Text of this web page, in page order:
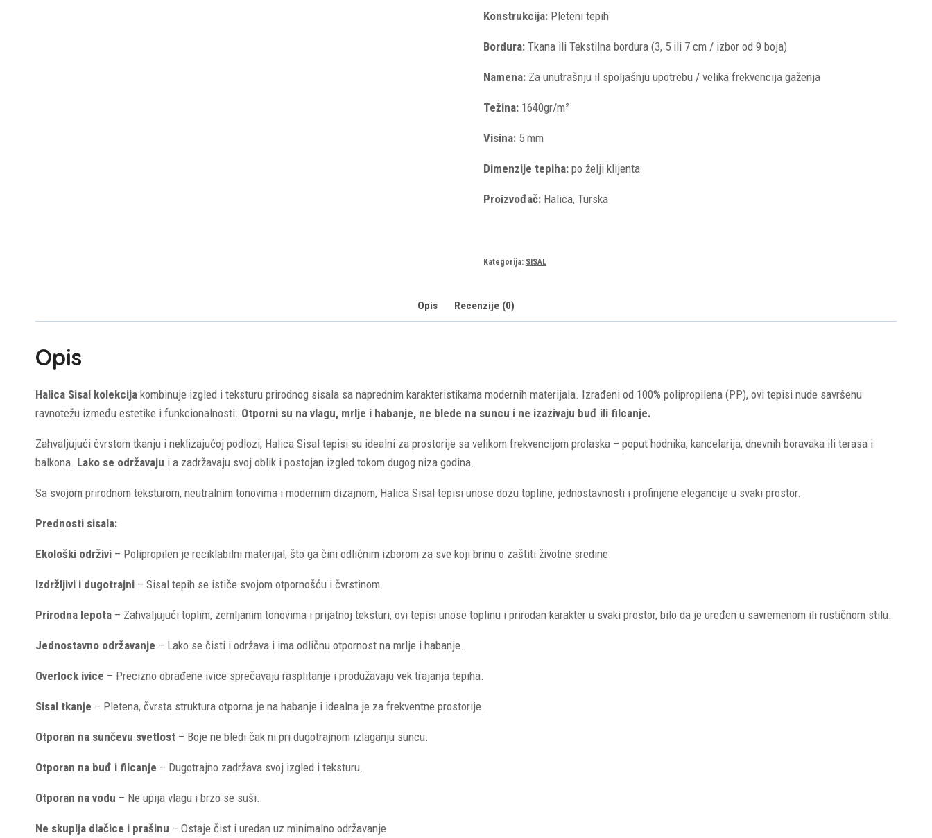
Konstrukcija:Pleteni tepih
Bordura:Tkana ili Tekstilna bordura (3, 5 ili 7 cm / izbor od 9 boja)
Namena:Za unutrašnju il spoljašnju upotrebu / velika frekvencija gaženja
Težina:1640gr/m²
Visina:5 mm
Dimenzije tepiha:po želji klijenta
Proizvođač:Halica, Turska
Kategorija: SISAL
Opis Recenzije (0)
Opis
Halica Sisal kolekcija kombinuje izgled i teksturu prirodnog sisala sa naprednim karakteristikama modernih materijala. Izrađeni od 100% polipropilena (PP), ovi tepisi nude savršenu
ravnotežu između estetike i funkcionalnosti. Otporni su na vlagu, mrlje i habanje, ne blede na suncu i ne izazivaju buđ ili filcanje.
Zahvaljujući čvrstom tkanju i neklizajućoj podlozi, Halica Sisal tepisi su idealni za prostorije sa velikom frekvencijom prolaska – poput hodnika, kancelarija, dnevnih boravaka ili terasa i
balkona. Lako se održavaju i a zadržavaju svoj oblik i postojan izgled tokom dugog niza godina.
Sa svojom prirodnom teksturom, neutralnim tonovima i modernim dizajnom, Halica Sisal tepisi unose dozu topline, jednostavnosti i profinjene elegancije u svaki prostor.
Prednosti sisala:
Ekološki održivi – Polipropilen je reciklabilni materijal, što ga čini odličnim izborom za sve koji brinu o zaštiti životne sredine.
Izdržljivi i dugotrajni – Sisal tepih se ističe svojom otpornošću i čvrstinom.
Prirodna lepota – Zahvaljujući toplim, zemljanim tonovima i prijatnoj teksturi, ovi tepisi unose toplinu i prirodan karakter u svaki prostor, bilo da je uređen u savremenom ili rustičnom stilu.
Jednostavno održavanje – Lako se čisti i održava i ima odličnu otpornost na mrlje i habanje.
Overlock ivice – Precizno obrađene ivice sprečavaju rasplitanje i produžavaju vek trajanja tepiha.
Sisal tkanje – Pletena, čvrsta struktura otporna je na habanje i idealna je za frekventne prostorije.
Otporan na sunčevu svetlost – Boje ne bledi čak ni pri dugotrajnom izlaganju suncu.
Otporan na buđ i filcanje – Dugotrajno zadržava svoj izgled i teksturu.
Otporan na vodu – Ne upija vlagu i brzo se suši.
Ne skuplja dlačice i prašinu – Ostaje čist i uredan uz minimalno održavanje.